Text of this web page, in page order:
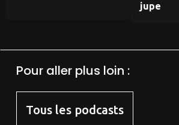
jupe
Pour aller plus loin :
Tous les podcasts